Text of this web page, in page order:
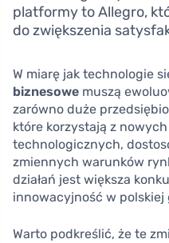
platformy to Allegro,
do zwiększenia
W miarę jak technologie
biznesowe muszą
zarówno duże
które korzystają z
technologicznych,
zmiennych warunków
działań jest większa
innowacyjność w polskiej
Warto podkreślić, że te